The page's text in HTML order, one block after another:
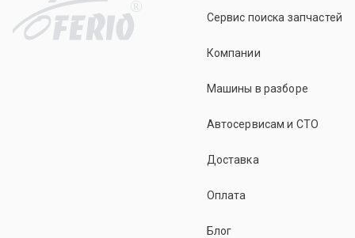
R
Сервис поиска запчастей
Компании
Машины в разборе
Автосервисам и СТО
Доставка
Оплата
Блог